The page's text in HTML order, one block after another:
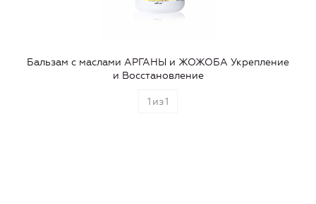
Бальзам с маслами АРГАНЫ и ЖОЖОБА Укрепление
и Восстановление
1 из1